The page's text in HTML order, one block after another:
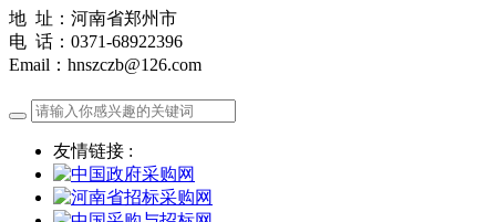
地 址：河南省郑州市
电 话：0371-68922396
Email：hnszczb@126.com
友情链接 :